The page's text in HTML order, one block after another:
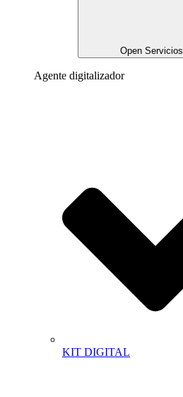
Open Servicios
Agente digitalizador
KIT DIGITAL